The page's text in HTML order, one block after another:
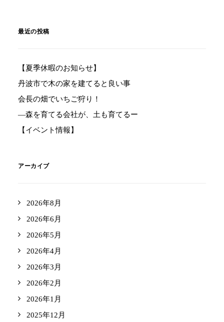
最近の投稿
【夏季休暇のお知らせ】
丹波市で木の家を建てると良い事
会長の畑でいちご狩り！
―森を育てる会社が、土も育てるー
【イベント情報】
アーカイブ
2026年8月
2026年6月
2026年5月
2026年4月
2026年3月
2026年2月
2026年1月
2025年12月